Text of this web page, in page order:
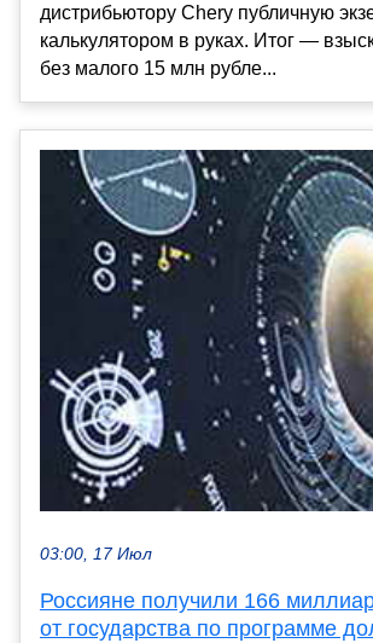
дистрибьютору Chery публичную
калькулятором в руках. Итог —
без малого 15 млн рубле...
03:00, 17 Июл
Россияне получили 166
от государства по программе